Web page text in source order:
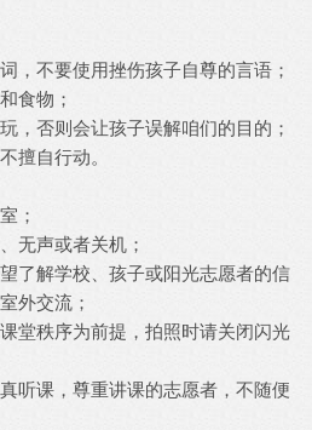
，不要使用挫伤孩子自尊的言语；
食物；
，否则会让孩子误解咱们的目的；
擅自行动。
；
无声或者关机；
了解学校、孩子或阳光志愿者的信
外交流；
堂秩序为前提，拍照时请关闭闪光
听课，尊重讲课的志愿者，不随便